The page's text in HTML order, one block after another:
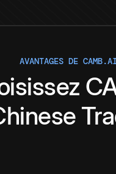
AVANTAGES DE CAMB.AI